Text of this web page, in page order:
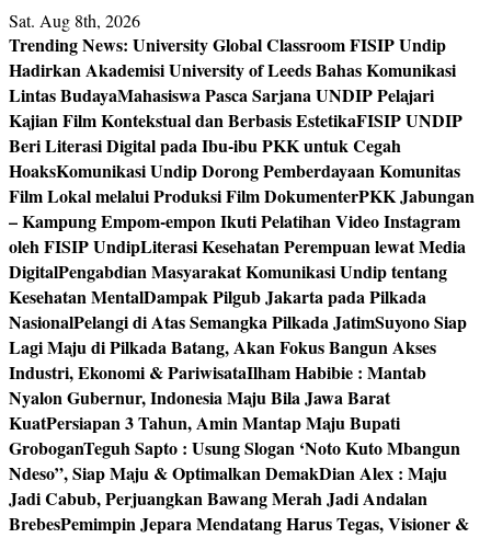
Skip
to
content
Sat. Aug 8th, 2026
Trending News: University Global Classroom FISIP Undip
Hadirkan Akademisi University of Leeds Bahas Komunikasi
Lintas BudayaMahasiswa Pasca Sarjana UNDIP Pelajari
Kajian Film Kontekstual dan Berbasis EstetikaFISIP UNDIP
Beri Literasi Digital pada Ibu-ibu PKK untuk Cegah
HoaksKomunikasi Undip Dorong Pemberdayaan Komunitas
Film Lokal melalui Produksi Film DokumenterPKK Jabungan
– Kampung Empom-empon Ikuti Pelatihan Video Instagram
oleh FISIP UndipLiterasi Kesehatan Perempuan lewat Media
DigitalPengabdian Masyarakat Komunikasi Undip tentang
Kesehatan MentalDampak Pilgub Jakarta pada Pilkada
NasionalPelangi di Atas Semangka Pilkada JatimSuyono Siap
Lagi Maju di Pilkada Batang, Akan Fokus Bangun Akses
Industri, Ekonomi & PariwisataIlham Habibie : Mantab
Nyalon Gubernur, Indonesia Maju Bila Jawa Barat
KuatPersiapan 3 Tahun, Amin Mantap Maju Bupati
GroboganTeguh Sapto : Usung Slogan ‘Noto Kuto Mbangun
Ndeso”, Siap Maju & Optimalkan DemakDian Alex : Maju
Jadi Cabub, Perjuangkan Bawang Merah Jadi Andalan
BrebesPemimpin Jepara Mendatang Harus Tegas, Visioner &